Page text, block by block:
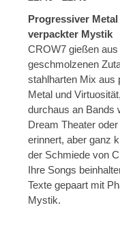
Progressiver
verpackter Mystik
CROW7 gießen
geschmolzenen
stahlharten Mix aus
Metal und
durchaus an Bands
Dream Theater
erinnert, aber ganz
der Schmiede von
Ihre Songs
Texte gepaart mit
Mystik.